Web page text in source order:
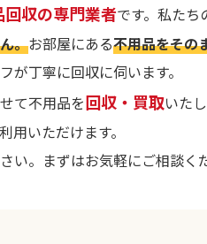
回収の専門業者です。私たち
。お部屋にある不用品をその
丁寧に回収に伺います。
て不用品を回収・買取いた
用いただけます。
い。まずはお気軽にご相談く